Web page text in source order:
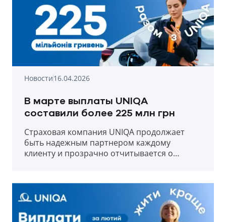
Новости16.04.2026
В марте выплаты UNIQA
составили более 225 млн грн
Страховая компания UNIQA продолжает
быть надежным партнером каждому
клиенту и прозрачно отчитывается о